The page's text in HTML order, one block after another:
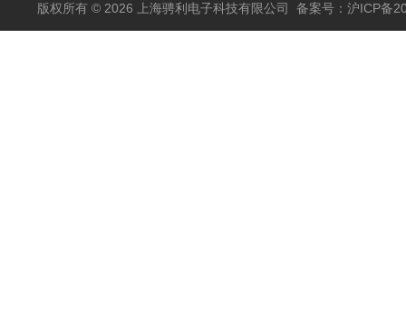
版权所有 © 2026 上海骋利电子科技有限公司 备案号：沪ICP备